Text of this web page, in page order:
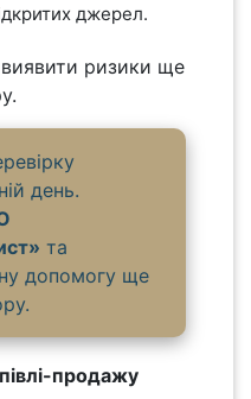
джерел.
виявити ризики ще
день.
та
допомогу ще
продажу